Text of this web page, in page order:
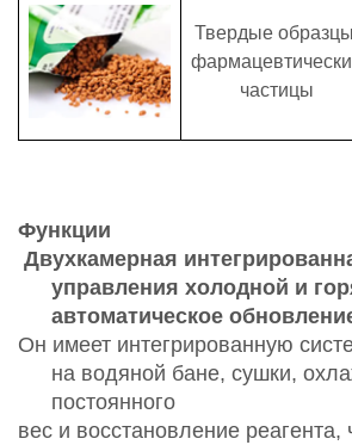
Твердые
частицы
Функции
Двухкамерная
управления холодной и
автоматическое
Он имеет интегрированную
на водяной бане, сушки,
постоянного
вес и восстановление реагента,